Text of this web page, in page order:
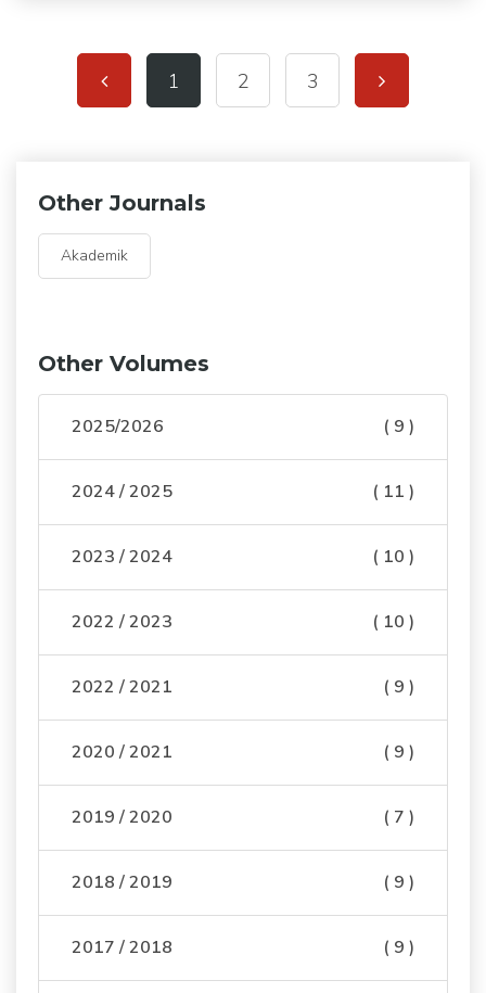
1 2 3
Other Journals
Akademik
Other Volumes
2025/2026 ( 9 )
2024 / 2025 ( 11 )
2023 / 2024 ( 10 )
2022 / 2023 ( 10 )
2022 / 2021 ( 9 )
2020 / 2021 ( 9 )
2019 / 2020 ( 7 )
2018 / 2019 ( 9 )
2017 / 2018 ( 9 )